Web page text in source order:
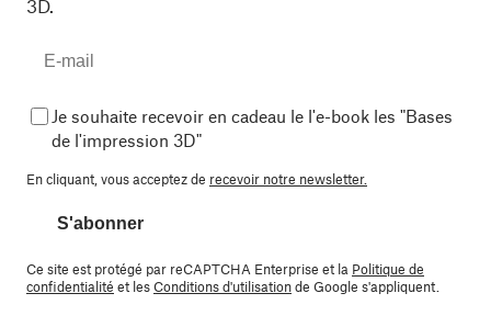
3D.
Je souhaite recevoir en cadeau le l'e-book les "Bases
de l'impression 3D"
En cliquant, vous acceptez de recevoir notre newsletter.
S'abonner
Ce site est protégé par reCAPTCHA Enterprise et la Politique de
confidentialité et lesConditions d'utilisationde Google s'appliquent.